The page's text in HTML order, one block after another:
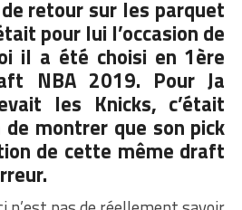
retour sur les parquet
pour lui l’occasion de
il a été choisi en 1ère
NBA2019. Pour Ja
les Knicks, c’était
de montrer que son pick
de cette même draft